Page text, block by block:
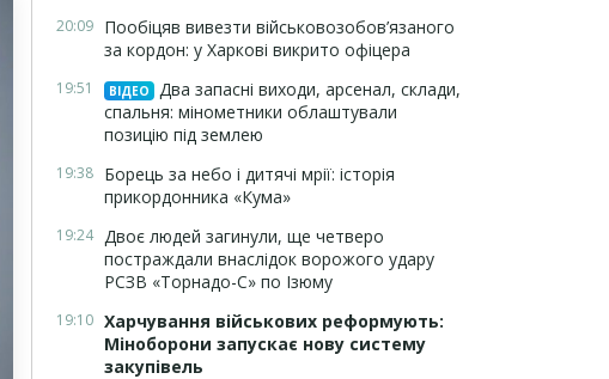
20:09 Пообіцяв вивезти військовозобов’язаного
за кордон: у Харкові викрито офіцера
19:51 ВІДЕО
Два запасні виходи, арсенал, склади,
спальня: мінометники облаштували
позицію під землею
19:38 Борець за небо і дитячі мрії: історія
прикордонника «Кума»
19:24 Двоє людей загинули, ще четверо
постраждали внаслідок ворожого удару
РСЗВ «Торнадо-С» по Ізюму
19:10 Харчування військових реформують:
Міноборони запускає нову систему
закупівель